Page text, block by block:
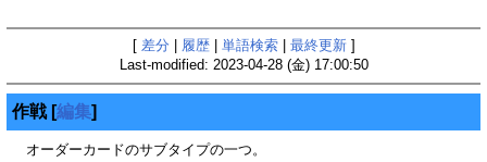
[ 差分 履歴| 単語検索| 最終更新]
Last-modified: 2023-04-28 (金) 17:00:50
作戦 [編集]
オーダーカードのサブタイプの一つ。